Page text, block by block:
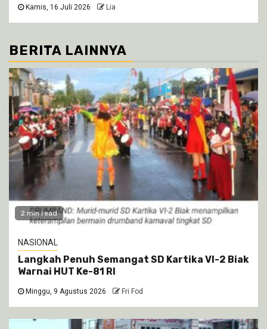
Kamis, 16 Juli 2026 Lia
BERITA LAINNYA
2 min read
NASIONAL
Langkah Penuh Semangat SD Kartika VI-2 Biak
Warnai HUT Ke-81 RI
Minggu, 9 Agustus 2026 Fri Fod